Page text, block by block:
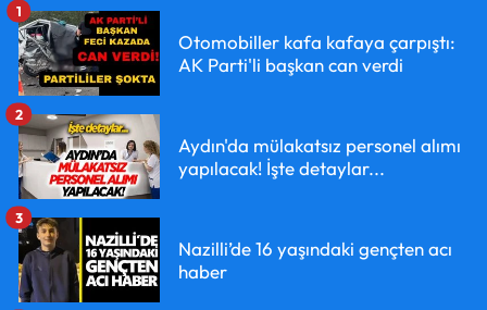
Otomobiller kafa kafaya çarpıştı:
AK Parti'li başkan can verdi
1
Aydın'da mülakatsız personel alımı
yapılacak! İşte detaylar...
2
Nazilli’de 16 yaşındaki gençten acı
haber
3